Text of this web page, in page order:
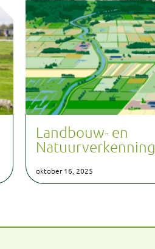
Landbouw- en
Natuurverkenning
oktober 16, 2025